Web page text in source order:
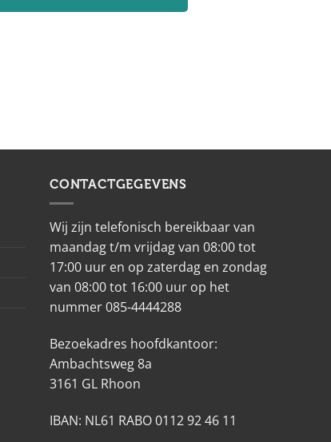
CONTACTGEGEVENS
Wij zijn telefonisch bereikbaar van
maandag t/m vrijdag van 08:00 tot
17:00 uur en op zaterdag en zondag
van 08:00 tot 16:00 uur op het
nummer 085-4444288
Bezoekadres hoofdkantoor:
Ambachtsweg 8a
3161 GL Rhoon
IBAN: NL61 RABO 0112 92 46 11